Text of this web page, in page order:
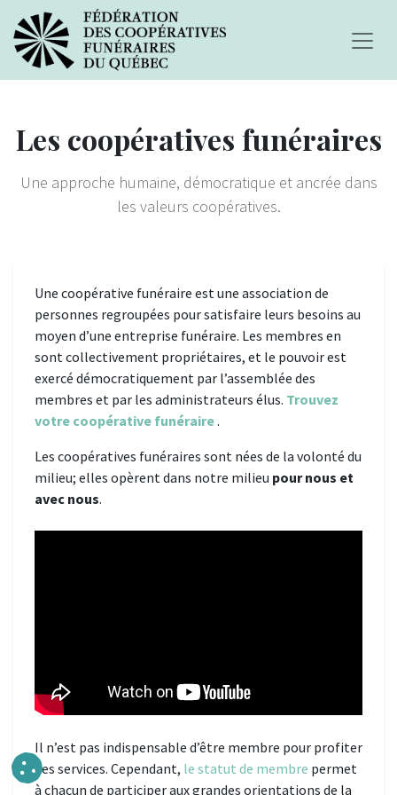
Les coopératives funéraires
Une approche humaine, démocratique et ancrée dans
les valeurs coopératives.
Une coopérative funéraire est une association de
personnes regroupées pour satisfaire leurs besoins au
moyen d’une entreprise funéraire. Les membres en
sont collectivement propriétaires, et le pouvoir est
exercé démocratiquement par l’assemblée des
membres et par les administrateurs élus. Trouvez
votre coopérative funéraire.
Les coopératives funéraires sont nées de la volonté du
milieu; elles opèrent dans notre milieu pour nous et
avec nous.
Il n’est pas indispensable d’être membre pour profiter
des services. Cependant, le statut de membre permet
à chacun de participer aux grandes orientations de la